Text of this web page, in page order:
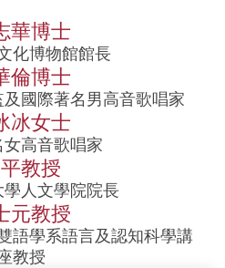
華博士
化博物館館長
倫博士
國際著名男高音歌唱家
冰女士
高音歌唱家
教授
人文學院院長
元教授
語學系語言及認知科學講
教授